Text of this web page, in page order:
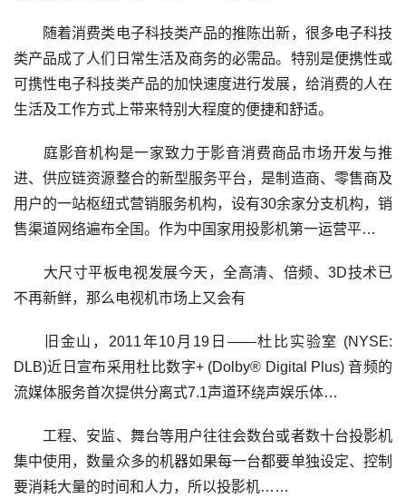
随着消费类电子科技类产品的推陈出新，很多电子科技
类产品成了人们日常生活及商务的必需品。特别是便携性或
可携性电子科技类产品的加快速度进行发展，给消费的人在
生活及工作方式上带来特别大程度的便捷和舒适。
庭影音机构是一家致力于影音消费商品市场开发与推
进、供应链资源整合的新型服务平台，是制造商、零售商及
用户的一站枢纽式营销服务机构，设有30余家分支机构，销
售渠道网络遍布全国。作为中国家用投影机第一运营平…
大尺寸平板电视发展今天，全高清、倍频、3D技术已
不再新鲜，那么电视机市场上又会有
旧金山，2011年10月19日——杜比实验室 (NYSE:
DLB)近日宣布采用杜比数字+ (Dolby® Digital Plus) 音频的
流媒体服务首次提供分离式7.1声道环绕声娱乐体…
工程、安监、舞台等用户往往会数台或者数十台投影机
集中使用，数量众多的机器如果每一台都要单独设定、控制
要消耗大量的时间和人力，所以投影机……